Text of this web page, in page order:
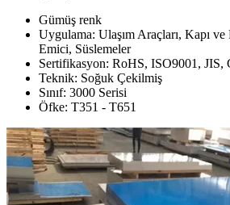
Gümüş renk
Uygulama: Ulaşım Araçları, Kapı ve
Emici, Süslemeler
Sertifikasyon: RoHS, ISO9001,
Teknik: Soğuk Çekilmiş
Sınıf: 3000 Serisi
Öfke: T351 - T651